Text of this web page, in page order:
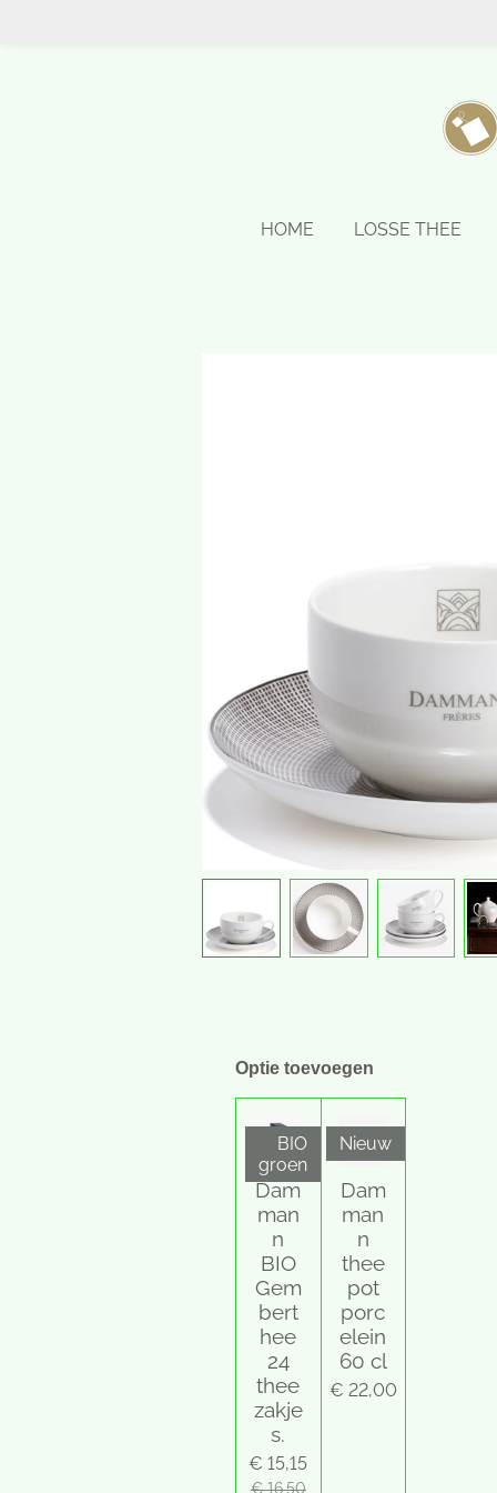
HOME LOSSE THEE
Optie toevoegen
BIO
groen
Dam
man
n
BIO
Gem
bert
hee
24
thee
zakje
s.
€ 15,15
€ 16,50
Nieuw
Dam
man
n
thee
pot
porc
elein
60 cl
€ 22,00